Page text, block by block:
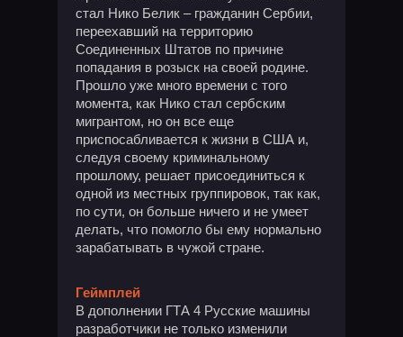
стал Нико Белик – гражданин Сербии,
переехавший на территорию
Соединенных Штатов по причине
попадания в розыск на своей родине.
Прошло уже много времени с того
момента, как Нико стал сербским
мигрантом, но он все еще
приспосабливается к жизни в США и,
следуя своему криминальному
прошлому, решает присоединиться к
одной из местных группировок, так как,
по сути, он больше ничего и не умеет
делать, что помогло бы ему нормально
зарабатывать в чужой стране.
Геймплей
В дополнении ГТА 4 Русские машины
разработчики не только изменили